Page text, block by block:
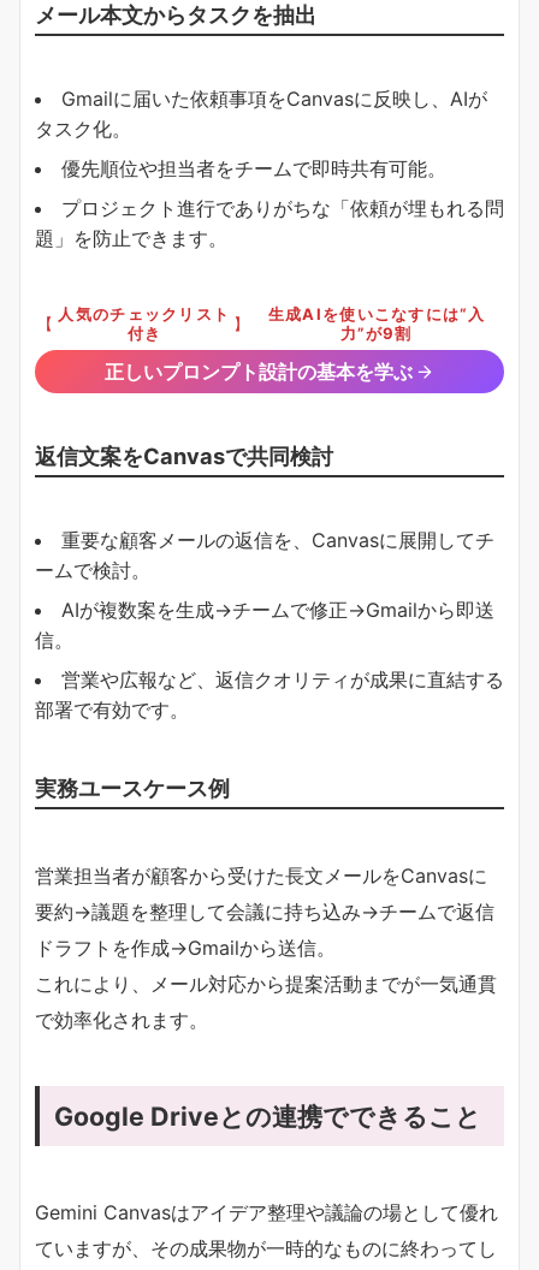
メール本文からタスクを抽出
Gmailに届いた依頼事項をCanvasに反映し、AIが
タスク化。
優先順位や担当者をチームで即時共有可能。
プロジェクト進行でありがちな「依頼が埋もれる問
題」を防止できます。
【 人気のチェックリスト
付き
】
生成AIを使いこなすには“入
力”が9割
正しいプロンプト設計の基本を学ぶ
返信文案をCanvasで共同検討
重要な顧客メールの返信を、Canvasに展開してチ
ームで検討。
AIが複数案を生成→チームで修正→Gmailから即送
信。
営業や広報など、返信クオリティが成果に直結する
部署で有効です。
実務ユースケース例
営業担当者が顧客から受けた長文メールをCanvasに
要約→議題を整理して会議に持ち込み→チームで返信
ドラフトを作成→Gmailから送信。
これにより、メール対応から提案活動までが一気通貫
で効率化されます。
Google Driveとの連携でできること
Gemini Canvasはアイデア整理や議論の場として優れ
ていますが、その成果物が一時的なものに終わってし